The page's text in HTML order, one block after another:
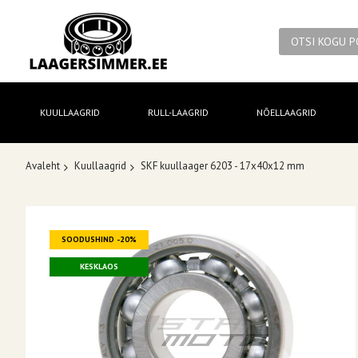
KUULLAAGRID RULL-LAAGRID NÕELLAAGRID
Avaleht Kuullaagrid SKF kuullaager 6203 - 17x40x12 mm
Skip
the
SOODUSHIND -20%
KESKLAOS